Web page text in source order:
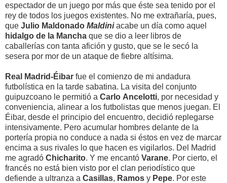
espectador de un juego por más que éste sea tenido por el
rey de todos los juegos existentes. No me extrañaría, pues,
que Julio Maldonado Maldiniacabe un día como aquel
hidalgo de la Mancha que se dio a leer libros de
caballerías con tanta afición y gusto, que se le secó la
sesera por mor de un ataque de fiebre altísima.
Real Madrid-Éibar fue el comienzo de mi andadura
futbolística en la tarde sabatina. La visita del conjunto
guipuzcoano le permitió a Carlo Ancelotti, por necesidad y
conveniencia, alinear a los futbolistas que menos juegan. El
Éibar, desde el principio del encuentro, decidió replegarse
intensivamente. Pero acumular hombres delante de la
portería propia no conduce a nada si éstos en vez de marcar
encima a sus rivales lo que hacen es vigilarlos. Del Madrid
me agradó Chicharito. Y me encantó Varane. Por cierto, el
francés no está bien visto por el clan periodístico que
defiende a ultranza a Casillas, Ramos y Pepe. Por este